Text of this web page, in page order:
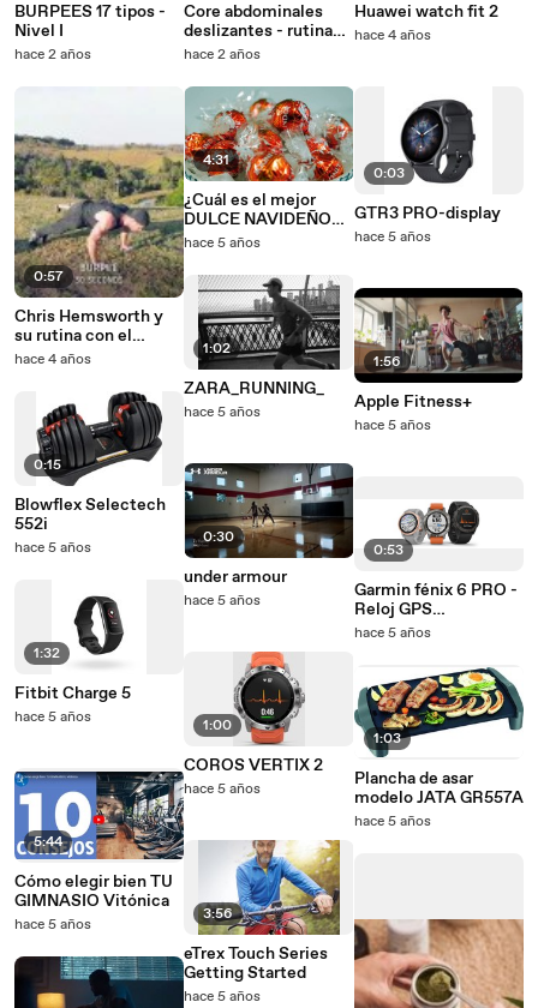
BURPEES 17 tipos -
Nivel I
hace 2 años
0:57
Chris Hemsworth y
su rutina con el
propio peso corporal:
hace 4 años
0:15
Blowflex Selectech
552i
hace 5 años
1:32
Fitbit Charge 5
hace 5 años
5:44
Cómo elegir bien TU
GIMNASIO Vitónica
hace 5 años
Core abdominales
deslizantes - rutina
avanzada
hace 2 años
4:31
¿Cuál es el mejor
DULCE NAVIDEÑO
que puedes tomar
hace 5 años
1:02
ZARA_RUNNING_
hace 5 años
0:30
under armour
hace 5 años
1:00
COROS VERTIX 2
hace 5 años
3:56
eTrex Touch Series
Getting Started
hace 5 años
Huawei watch fit 2
hace 4 años
0:03
GTR3 PRO-display
hace 5 años
1:56
Apple Fitness+
hace 5 años
0:53
Garmin fénix ​​6 PRO -
Reloj GPS
multideporte con
frecuencia cardíaca y
sensores
hace 5 años
1:03
Plancha de asar
modelo JATA GR557A
hace 5 años